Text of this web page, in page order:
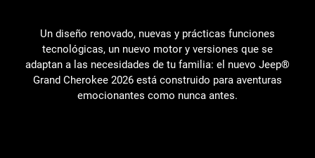
Un diseño renovado, nuevas y prácticas funciones
tecnológicas, un nuevo motor y versiones que se
adaptan a las necesidades de tu familia: el nuevo Jeep®
Grand Cherokee 2026 está construido para aventuras
emocionantes como nunca antes.